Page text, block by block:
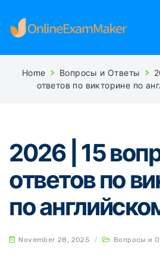
Home Вопросы и Ответы
ответов по викторине по
2026 | 15
ответов по
по
November 28, 2025 / Вопросы и